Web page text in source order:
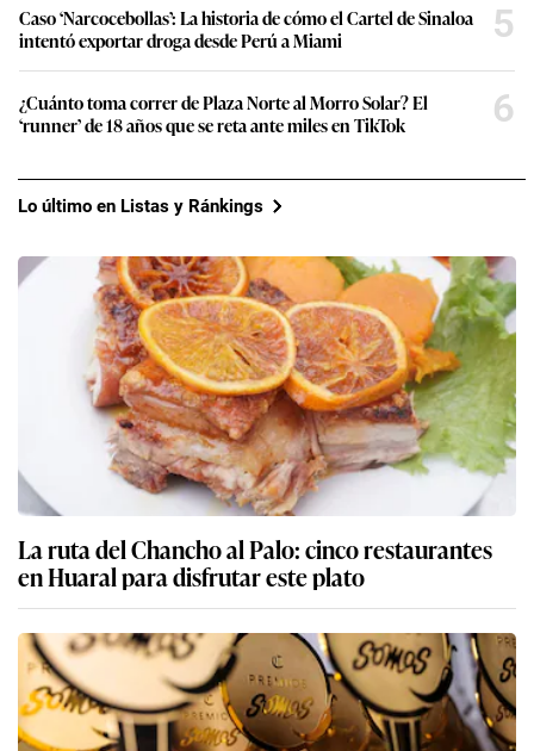
Caso ‘Narcocebollas’: La historia de cómo el Cartel de Sinaloa
intentó exportar droga desde Perú a Miami
5
¿Cuánto toma correr de Plaza Norte al Morro Solar? El
‘runner’ de 18 años que se reta ante miles en TikTok
6
Lo último en Listas y Ránkings
La ruta del Chancho al Palo: cinco restaurantes
en Huaral para disfrutar este plato